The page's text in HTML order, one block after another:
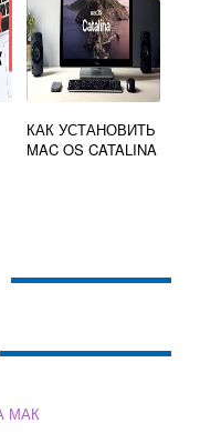
КАК УСТАНОВИТЬ
MAC OS CATALINA
МАК